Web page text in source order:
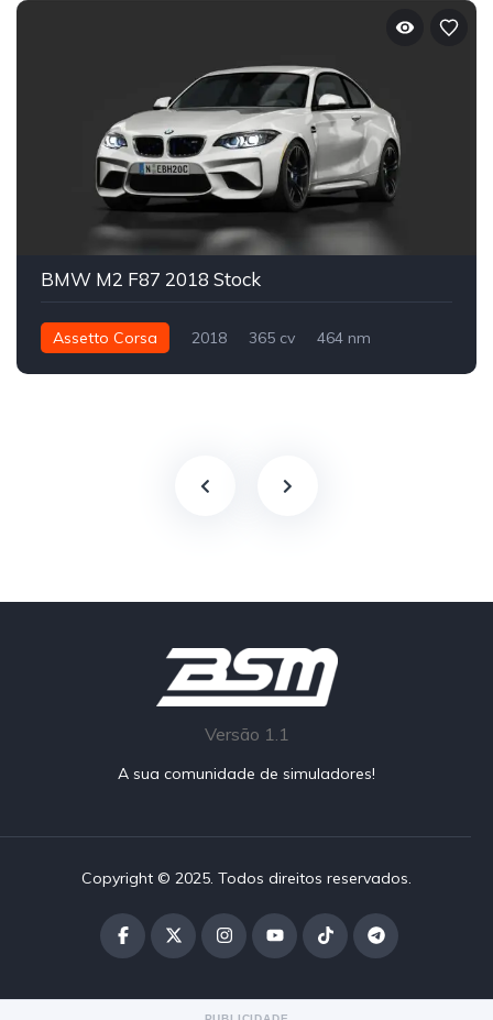
BMW M2 F87 2018 Stock
Assetto Corsa 2018 365 cv
464 nm
Versão 1.1
A sua comunidade de simuladores!
Copyright © 2025. Todos direitos reservados.